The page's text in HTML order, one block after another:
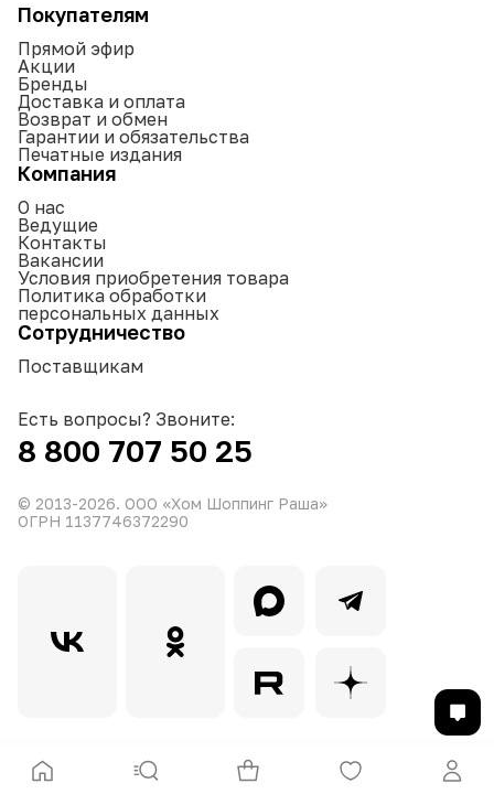
Покупателям
Прямой эфир
Акции
Бренды
Доставка и оплата
Возврат и обмен
Гарантии и обязательства
Печатные издания
Компания
О нас
Ведущие
Контакты
Вакансии
Условия приобретения товара
Политика обработки
персональных данных
Сотрудничество
Поставщикам
Есть вопросы? Звоните:
8 800 707 50 25
© 2013-2026. ООО «Хом Шоппинг Раша»
ОГРН 1137746372290